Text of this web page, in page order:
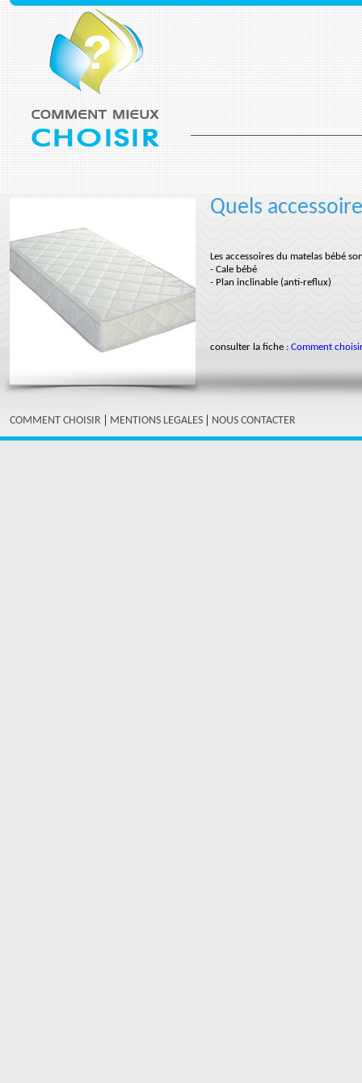
Quels
Les accessoires du matelas bébé
- Cale bébé
- Plan inclinable (anti-reflux)
consulter la fiche : Comment
COMMENT CHOISIR | MENTIONS LEGALES | NOUS CONTACTER